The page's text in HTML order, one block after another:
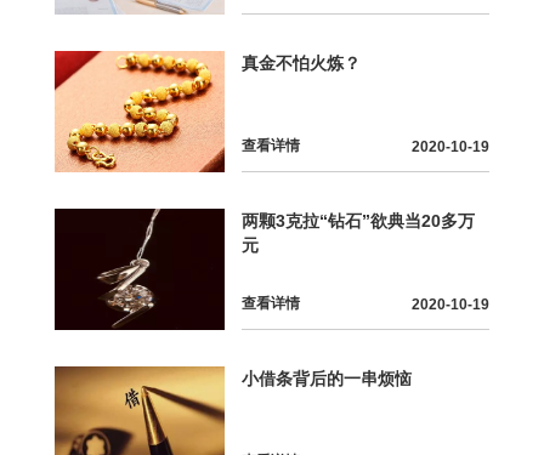
真金不怕火炼？
查看详情 2020-10-19
两颗3克拉“钻石”欲典当20多万
元
查看详情 2020-10-19
小借条背后的一串烦恼